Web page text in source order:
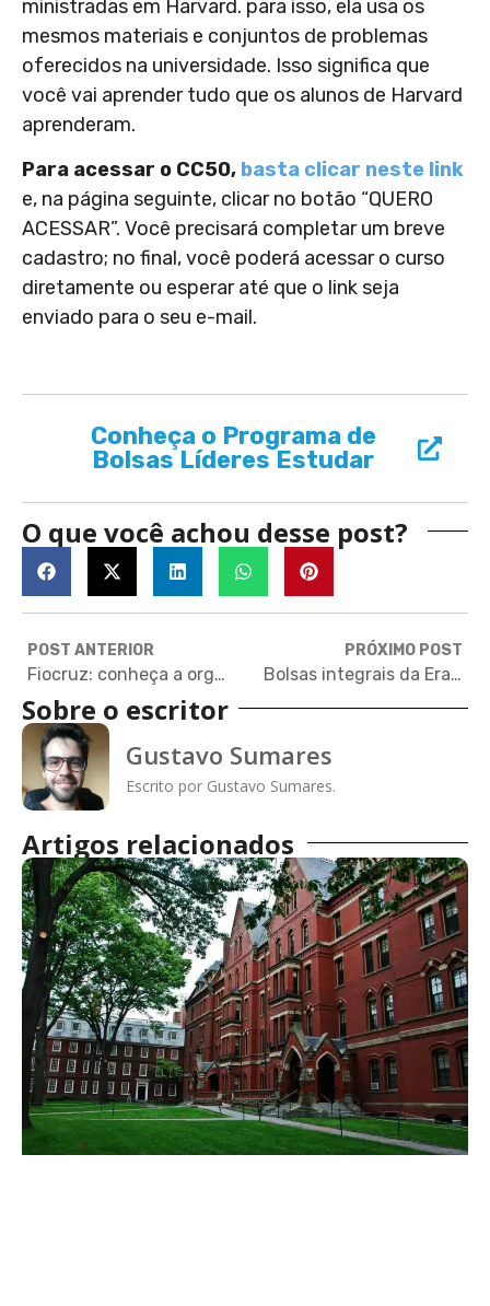
ministradas em Harvard. para isso, ela usa os
mesmos materiais e conjuntos de problemas
oferecidos na universidade. Isso significa que
você vai aprender tudo que os alunos de Harvard
aprenderam.
Para acessar o CC50, basta clicar neste link
e, na página seguinte, clicar no botão “QUERO
ACESSAR”. Você precisará completar um breve
cadastro; no final, você poderá acessar o curso
diretamente ou esperar até que o link seja
enviado para o seu e-mail.
Conheça o Programa de
Bolsas Líderes Estudar
O que você achou desse post?
POST ANTERIOR
Fiocruz: conheça a organização e as parcerias internacionais que podem trazer a vacina da COVID-19
PRÓXIMO POST
Bolsas integrais da Erasmus para mestrado em skincare e cosméticos na Europa
Sobre o escritor
Gustavo Sumares
Escrito por Gustavo Sumares.
Artigos relacionados